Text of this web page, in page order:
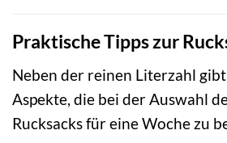
Praktische Tipps zur
Neben der reinen Literzahl
Aspekte, die bei der Auswahl
Rucksacks für eine Woche zu